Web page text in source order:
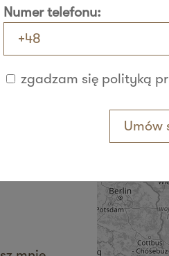
mnie
mnie
−
Numer telefonu:
zgadzam się polityką
Umów